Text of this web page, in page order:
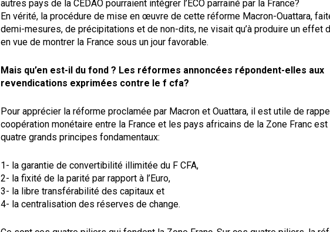
autres pays de la CEDAO pourraient intégrer l’ECO parrainé par la France?
En vérité, la procédure de mise en œuvre de cette réforme Macron-Ouattara,
demi-mesures, de précipitations et de non-dits, ne visait qu’à produire un effet
en vue de montrer la France sous un jour favorable.
Mais qu’en est-il du fond ? Les réformes annoncées répondent-elles aux
revendications exprimées contre le f cfa?
Pour apprécier la réforme proclamée par Macron et Ouattara, il est utile de
coopération monétaire entre la France et les pays africains de la Zone Franc est
quatre grands principes fondamentaux:
1- la garantie de convertibilité illimitée du F CFA,
2- la fixité de la parité par rapport à l’Euro,
3- la libre transférabilité des capitaux et
4- la centralisation des réserves de change.